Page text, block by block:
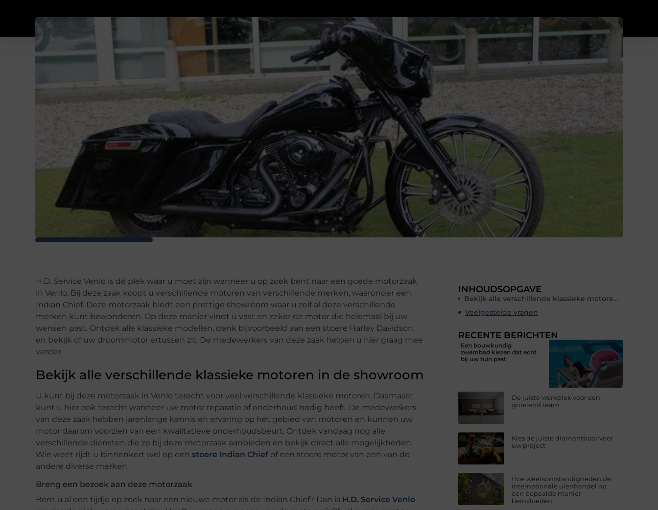
H.D. Service Venlo is dé plek waar u moet zijn wanneer u op zoek bent naar een goede motorzaak
in Venlo. Bij deze zaak koopt u verschillende motoren van verschillende merken, waaronder een
Indian Chief. Deze motorzaak biedt een prettige showroom waar u zelf al deze verschillende
merken kunt bewonderen. Op deze manier vindt u vast en zeker de motor die helemaal bij uw
wensen past. Ontdek alle klassieke modellen, denk bijvoorbeeld aan een stoere Harley Davidson,
en bekijk of uw droommotor ertussen zit. De medewerkers van deze zaak helpen u hier graag mee
verder.
Bekijk alle verschillende klassieke motoren in de showroom
U kunt bij deze motorzaak in Venlo terecht voor veel verschillende klassieke motoren. Daarnaast
kunt u hier ook terecht wanneer uw motor reparatie of onderhoud nodig heeft. De medewerkers
van deze zaak hebben jarenlange kennis en ervaring op het gebied van motoren en kunnen uw
motor daarom voorzien van een kwalitatieve onderhoudsbeurt. Ontdek vandaag nog alle
verschillende diensten die ze bij deze motorzaak aanbieden en bekijk direct alle mogelijkheden.
Wie weet rijdt u binnenkort wel op een stoere Indian Chief of een stoere motor van een van de
andere diverse merken.
Breng een bezoek aan deze motorzaak
Bent u al een tijdje op zoek naar een nieuwe motor als de Indian Chief? Dan is H.D. Service Venlo
INHOUDSOPGAVE
Bekijk alle verschillende klassieke motoren in de showroom
Veelgestelde vragen
RECENTE BERICHTEN
Een bouwkundig
zwembad kiezen dat echt
bij uw tuin past
De juiste werkplek voor een
groeiend team
Kies de juiste diamantboor voor
uw project
Hoe weersomstandigheden de
internationale uienhandel op
een bepaalde manier
beïnvloeden